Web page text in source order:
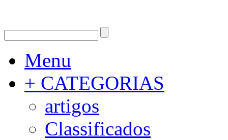
Menu
+ CATEGORIAS
artigos
Classificados